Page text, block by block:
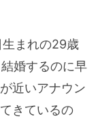
生まれの29歳
婚するのに早
近いアナウン
きているの